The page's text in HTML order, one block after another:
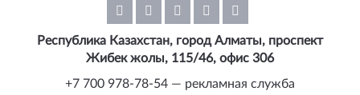
Республика Казахстан, город Алматы, проспект
Жибек жолы, 115/46, офис 306
+7 700 978-78-54 — рекламная служба